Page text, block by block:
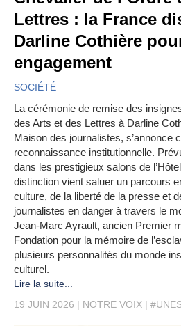
Lettres : la France
Darline Cothière
engagement
SOCIÉTÉ
La cérémonie de remise des
des Arts et des Lettres à Darline
Maison des journalistes, s’annonce
reconnaissance institutionnelle.
dans les prestigieux salons de
distinction vient saluer un parcours
culture, de la liberté de la presse et
journalistes en danger à travers le
Jean-Marc Ayrault, ancien Premier
Fondation pour la mémoire de
plusieurs personnalités du monde
culturel.
Lire la suite...
19 JUIN 2026
NOTRE VOIX